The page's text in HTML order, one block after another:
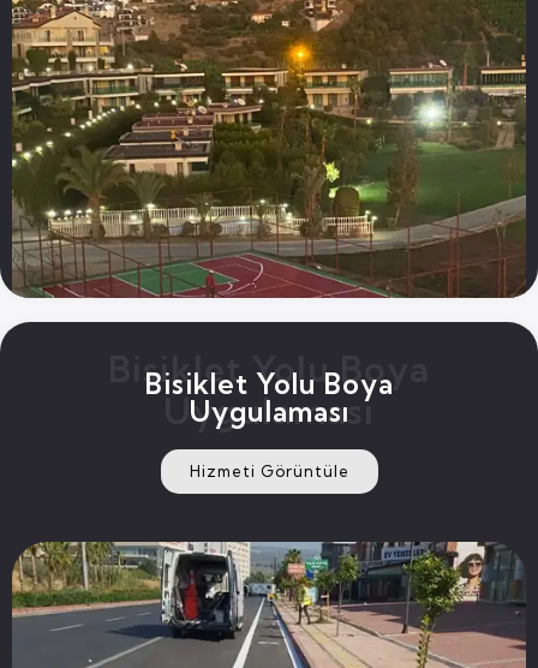
Bisiklet Yolu Boya
Uygulaması
Hizmeti Görüntüle
Bisiklet Yolu Boya
Uygulaması